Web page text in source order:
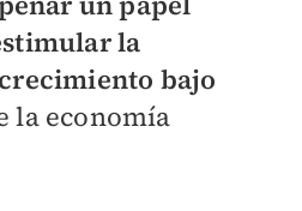
la
bajo
la economía